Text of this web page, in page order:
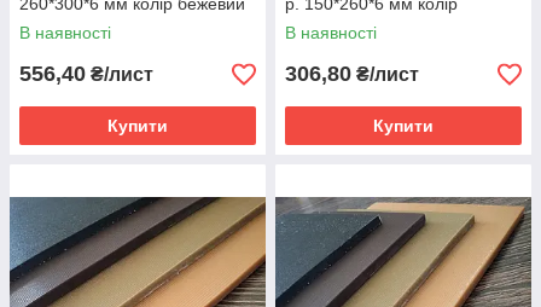
В наявності
556,40 ₴/лист
Купити
бежевий
В наявності
306,80 ₴/лист
Купити